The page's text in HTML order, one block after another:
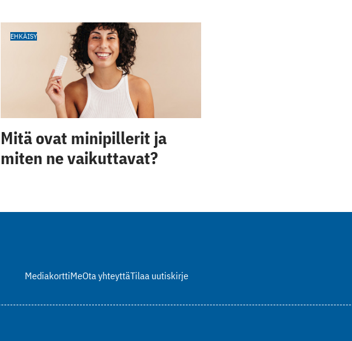
EHKÄISY
Mitä ovat minipillerit ja
miten ne vaikuttavat?
MediakorttiMeOta yhteyttäTilaa uutiskirje